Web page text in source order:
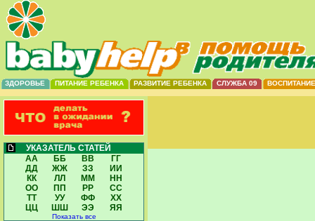
ЗДОРОВЬЕ ПИТАНИЕ РЕБЕНКА РАЗВИТИЕ РЕБЕНКА СЛУЖБА 09 ВОСПИТАНИЕ
УКАЗАТЕЛЬ СТАТЕЙ
АА
ББ ВВ
ГГ
ДД
ЖЖ ЗЗ
ИИ
КК
ЛЛ ММ
НН
ОО
ПП РР
СС
ТТ
УУ ФФ
ХХ
ЦЦ
ШШ ЭЭ ЯЯ
Показать все